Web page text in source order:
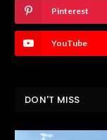
Pinterest
YouTube
DON'T MISS